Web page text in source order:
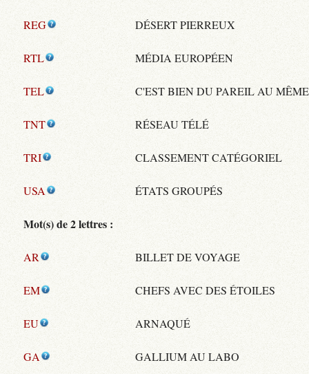
REG DÉSERT PIERREUX
RTL MÉDIA EUROPÉEN
TEL C'EST BIEN DU PAREIL AU MÊME
TNT RÉSEAU TÉLÉ
TRI CLASSEMENT CATÉGORIEL
USA ÉTATS GROUPÉS
Mot(s) de 2 lettres :
AR BILLET DE VOYAGE
EM CHEFS AVEC DES ÉTOILES
EU ARNAQUÉ
GA GALLIUM AU LABO